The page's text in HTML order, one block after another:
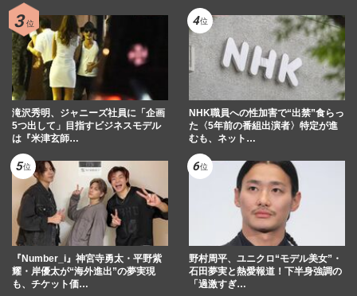
滝沢秀明、ジャニーズ社員に「企画
5つ出して」目指すビジネスモデル
は『米津玄師…
NHK職員への性加害で“出禁”食らっ
た〈5年前の番組出演者〉特定が進
むも、ネット…
『Number_i』神宮寺勇太・平野紫
耀・岸優太が“海外進出”の夢実現
も、チケット価…
野村周平、ユニクロ“モデル美女”・
石田夢実と熱愛報道！下半身強調の
「過激すぎ…